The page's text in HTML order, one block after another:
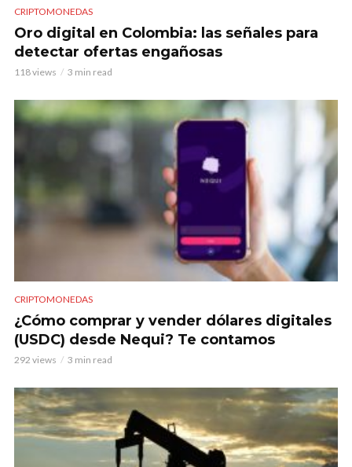
CRIPTOMONEDAS
Oro digital en Colombia: las señales para
detectar ofertas engañosas
118 views 3 min read
CRIPTOMONEDAS
¿Cómo comprar y vender dólares digitales
(USDC) desde Nequi? Te contamos
292 views 3 min read